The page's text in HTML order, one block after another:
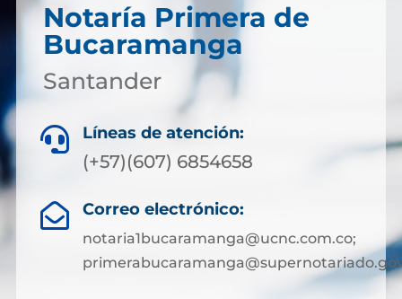
Notaría Primera de
Bucaramanga
Santander
 Líneas de atención:
(+57)(607) 6854658
 Correo electrónico:
notaria1bucaramanga@ucnc.com.co;